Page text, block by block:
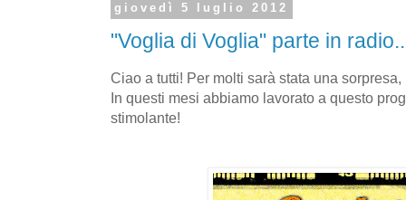
giovedì 5 luglio 2012
"Voglia di Voglia" parte in
Ciao a tutti! Per molti sarà stata una sorpresa,
In questi mesi abbiamo lavorato a questo
stimolante!